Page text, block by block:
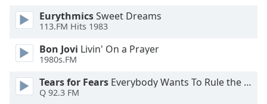
Text
Color
Opacity
EurythmicsSweet Dreams
113.FM Hits 1983
Bon Jovi Livin' On a Prayer
1980s.FM
Tears for Fears Everybody Wants To Rule the World
Q 92.3 FM